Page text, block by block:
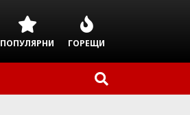
ПОПУЛЯРНИ ГОРЕЩИ